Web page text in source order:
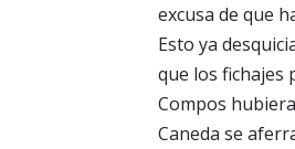
excusa de que
Esto ya
que los fichajes
Compos
Caneda se